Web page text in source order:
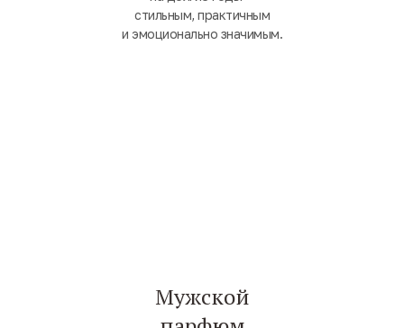
стильным, практичным
и эмоционально значимым.
Мужской